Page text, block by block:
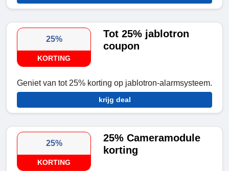
25%
KORTING
Tot 25% jablotron
coupon
Geniet van tot 25% korting op jablotron-alarmsysteem.
krijg deal
25%
KORTING
25% Cameramodule
korting